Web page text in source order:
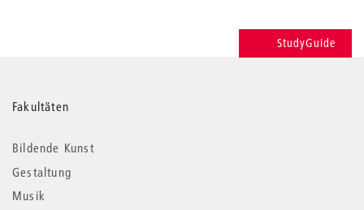
StudyGuide
Weitere
Informationen
Fakultäten
Bildende Kunst
Gestaltung
Musik